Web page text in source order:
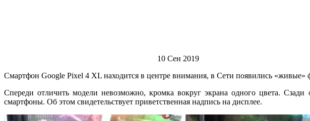
10 Сен 2019
Смартфон Google Pixel 4 XL находится в центре внимания, в Сети появились «живые»
Спереди отличить модели невозможно, кромка вокруг экрана одного цвета.
смартфоны. Об этом свидетельствует приветственная надпись на дисплее.